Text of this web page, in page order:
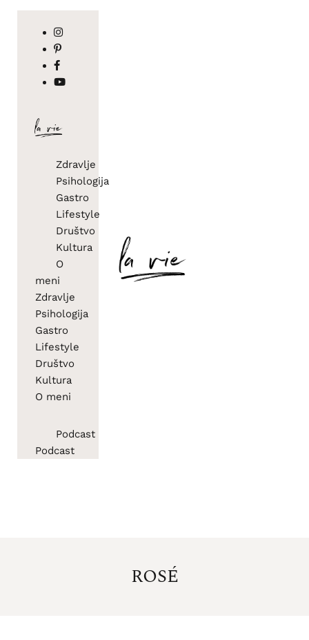
Zdravlje
Psihologija
Gastro
Lifestyle
Društvo
Kultura
O
meni
Zdravlje
Psihologija
Gastro
Lifestyle
Društvo
Kultura
O meni
Podcast
Podcast
ROSÉ